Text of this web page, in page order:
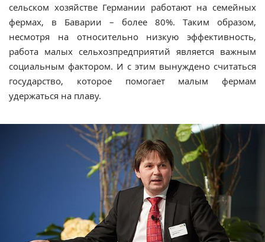
сельском хозяйстве Германии работают на семейных
фермах, в Баварии – более 80%. Таким образом,
несмотря на относительно низкую эффективность,
работа малых сельхозпредприятий является важным
социальным фактором. И с этим вынуждено считаться
государство, которое помогает малым фермам
удержаться на плаву.